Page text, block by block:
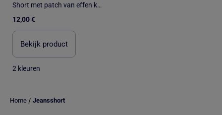
Short met patch van effen katoen
12,00 €
Bekijk product
2 kleuren
Home / Jeansshort